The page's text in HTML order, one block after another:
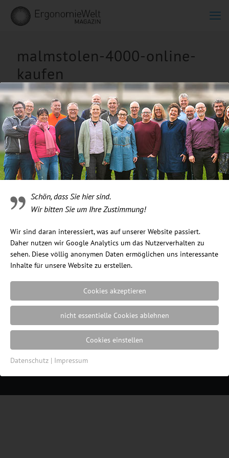
malmstolen-4000-online-
kaufen
Ein Blog des InternetshopsErgonomieWelt.de
|Impressum|Datenschutz|Cookie
| Webdesign von der
Werbeagentur in Lübeck
Schön, dass Sie hier sind.
Wir bitten Sie um Ihre Zustimmung!
Wir sind daran interessiert, was auf unserer Website passiert.
Daher nutzen wir Google Analytics um das Nutzerverhalten zu
sehen. Diese völlig anonymen Daten ermöglichen uns interessante
Inhalte für unsere Website zu erstellen.
Cookies akzeptieren
nicht essentielle Cookies ablehnen
Cookies einstellen
Datenschutz | Impressum